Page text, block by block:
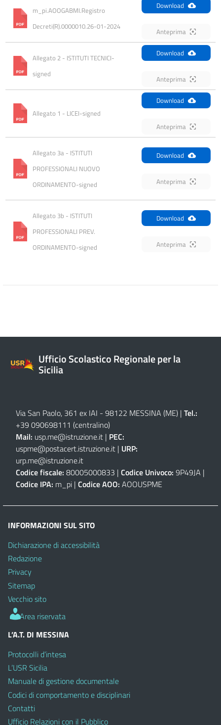
m_pi.AOOGABMI.Registro
Decreti(R).0000010.26-01-2024
Download
Anteprima
Allegato 2 - ISTITUTI TECNICI-
signed
Download
Anteprima
Allegato 1 - LICEI-signed
Download
Anteprima
Allegato 3a - ISTITUTI
PROFESSIONALI NUOVO
ORDINAMENTO-signed
Download
Anteprima
Allegato 3b - ISTITUTI
PROFESSIONALI PREV.
ORDINAMENTO-signed
Download
Anteprima
Ufficio Scolastico Regionale per la
Sicilia
Via San Paolo, 361 ex IAI - 98122 MESSINA (ME) | Tel.:
+39 090698111 (centralino)
Mail: usp.me@istruzione.it | PEC:
uspme@postacert.istruzione.it | URP:
urp.me@istruzione.it
Codice fiscale: 80005000833 | Codice Univoco: 9P49JA |
Codice IPA: m_pi | Codice AOO: AOOUSPME
INFORMAZIONI SUL SITO
Dichiarazione di accessibilità
Redazione
Privacy
Sitemap
Vecchio sito
Area riservata
L’A.T. DI MESSINA
Protocolli d’intesa
L’USR Sicilia
Manuale di gestione documentale
Codici di comportamento e disciplinari
Contatti
Ufficio Relazioni con il Pubblico